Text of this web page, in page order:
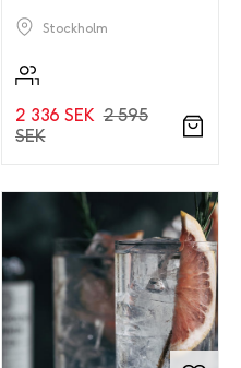
Stockholm
2 336 SEK 2 595
SEK